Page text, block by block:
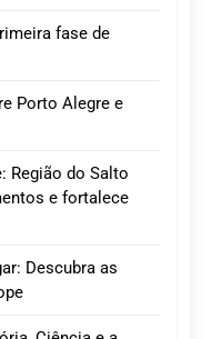
fase de
Porto Alegre e
Região do Salto
e fortalece
Descubra as